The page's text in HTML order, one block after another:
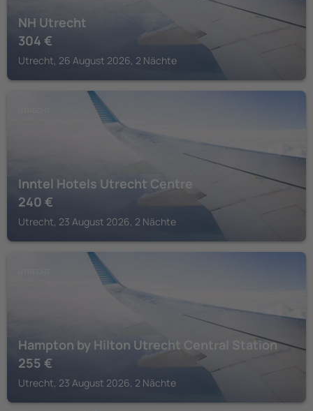
NH Utrecht
304 €
Utrecht, 26 August 2026, 2 Nächte
Inntel Hotels Utrecht Centre
240 €
Utrecht, 23 August 2026, 2 Nächte
Hampton by Hilton Utrecht Central Station
255 €
Utrecht, 23 August 2026, 2 Nächte